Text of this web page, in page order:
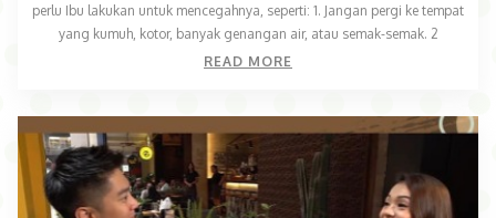
perlu Ibu lakukan untuk mencegahnya, seperti: 1. Jangan pergi ke tempat
yang kumuh, kotor, banyak genangan air, atau semak-semak. 2
READ MORE